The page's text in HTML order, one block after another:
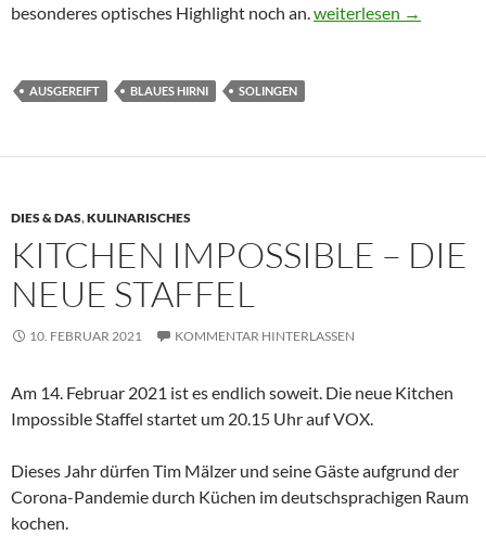
besonderes optisches Highlight noch an.Ey Du blaues Hirni…
weiterlesen →
AUSGEREIFT BLAUES HIRNI SOLINGEN
DIES & DAS,KULINARISCHES
KITCHEN IMPOSSIBLE – DIE
NEUE STAFFEL
10. FEBRUAR 2021 KOMMENTAR HINTERLASSEN
Am 14. Februar 2021 ist es endlich soweit. Die neue Kitchen
Impossible Staffel startet um 20.15 Uhr auf VOX.
Dieses Jahr dürfen Tim Mälzer und seine Gäste aufgrund der
Corona-Pandemie durch Küchen im deutschsprachigen Raum
kochen.